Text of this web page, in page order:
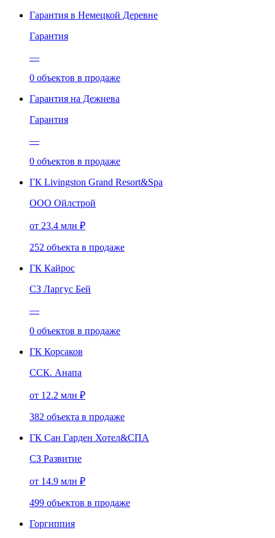
Гарантия в Немецкой Деревне
Гарантия
—
0 объектов в продаже
Гарантия на Дежнева
Гарантия
—
0 объектов в продаже
ГК Livingston Grand Resort&Spa
ООО Ойлстрой
от 23.4 млн ₽
252 объекта в продаже
ГК Кайрос
СЗ Ларгус Бей
—
0 объектов в продаже
ГК Корсаков
ССК. Анапа
от 12.2 млн ₽
382 объекта в продаже
ГК Сан Гарден Хотел&СПА
СЗ Развитие
от 14.9 млн ₽
499 объектов в продаже
Горгиппия